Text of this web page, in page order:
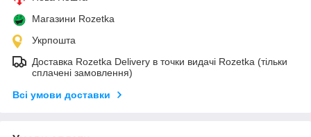
Магазини Rozetka
Укрпошта
Доставка Rozetka Delivery в точки видачі Rozetka (тільки
сплачені замовлення)
Всі умови доставки